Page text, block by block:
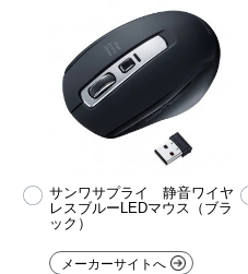
サンワサプライ 静音ワイヤ
レスブルーLEDマウス（ブラ
ック）
メーカーサイトへ